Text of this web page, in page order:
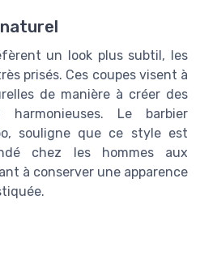
un look plus subtil, les
prisés. Ces coupes visent à
de manière à créer des
Le barbier
souligne que ce style est
chez les hommes aux
à conserver une apparence